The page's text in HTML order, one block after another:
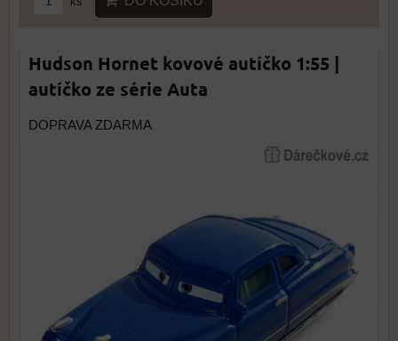
Hudson Hornet kovové autíčko 1:55 |
autíčko ze série Auta
DOPRAVA ZDARMA